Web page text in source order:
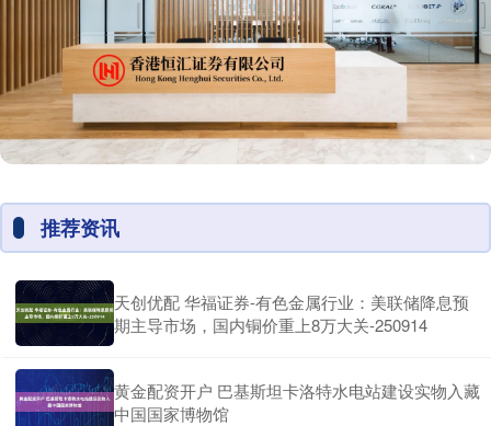
推荐资讯
天创优配 华福证券-有色金属行业：美联储降息预
期主导市场，国内铜价重上8万大关-250914
黄金配资开户 巴基斯坦卡洛特水电站建设实物入藏
中国国家博物馆